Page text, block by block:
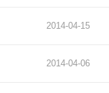
2014-04-15
2014-04-06